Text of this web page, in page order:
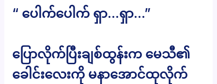
“ ပေါက်ပေါက် ရှာ…ရှာ…”
ပြောလိုက်ပြီးချစ်ထွန်းက မေသီ၏
ခေါင်းလေးကို မနာအောင်ထုလိုက်